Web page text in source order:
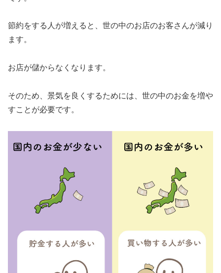
節約をする人が増えると、世の中のお店のお客さんが減り
ます。
お店が儲からなくなります。
そのため、景気を良くするためには、世の中のお金を増や
すことが必要です。